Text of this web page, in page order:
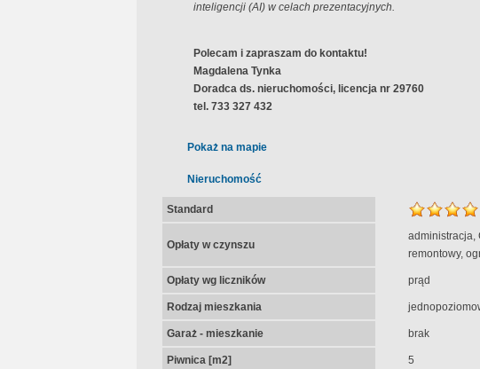
inteligencji (AI) w celach prezentacyjnych.
Polecam i zapraszam do kontaktu!
Magdalena Tynka
Doradca ds. nieruchomości, licencja nr 29760
tel. 733 327 432
Pokaż na mapie
Nieruchomość
Standard
Opłaty w czynszu
administracja,
remontowy,
Opłaty wg liczników prąd
Rodzaj mieszkania
Garaż - mieszkanie brak
Piwnica [m2] 5